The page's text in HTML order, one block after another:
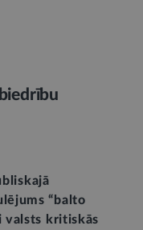
“balto
valsts kritiskās